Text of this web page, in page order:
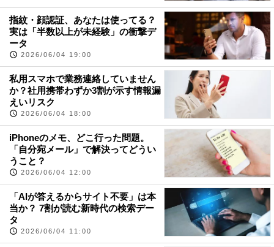
指紋・顔認証、あなたは使ってる？
実は「半数以上が未経験」の衝撃デ
ータ
2026/06/04 19:00
私用スマホで業務連絡していません
か？社用携帯わずか3割が示す情報漏
えいリスク
2026/06/04 18:00
iPhoneのメモ、どこ行った問題。
「自分宛メール」で解決ってどうい
うこと？
2026/06/04 12:00
「AIが答えるからサイト不要」は本
当か？ 7割が読む新時代の検索デー
タ
2026/06/04 11:00